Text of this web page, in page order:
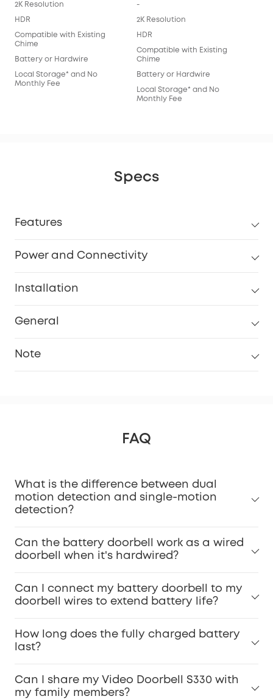
2K Resolution
HDR
Compatible with Existing
Chime
Battery or Hardwire
Local Storage* and No
Monthly Fee
-
2K Resolution
HDR
Compatible with Existing
Chime
Battery or Hardwire
Local Storage* and No
Monthly Fee
Specs
Features
Power and Connectivity
Installation
Installation Guide Video.
General
Note
FAQ
What is the difference between dual
motion detection and single-motion
detection?
Can the battery doorbell work as a wired
doorbell when it's hardwired?
Can I connect my battery doorbell to my
doorbell wires to extend battery life?
How long does the fully charged battery
last?
Can I share my Video Doorbell S330 with
my family members?